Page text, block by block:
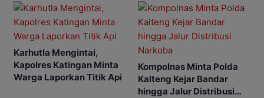
Karhutla Mengintai,
Kapolres Katingan Minta
Warga Laporkan Titik Api
Kompolnas Minta Polda
Kalteng Kejar Bandar
hingga Jalur Distribusi